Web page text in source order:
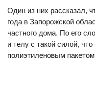
Один из них рассказал,
года в Запорожской
частного дома. По его
и телу с такой силой,
полиэтиленовым